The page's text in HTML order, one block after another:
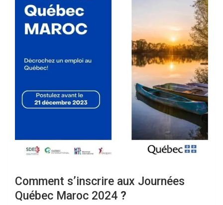
Comment s’inscrire aux Journées
Québec Maroc 2024 ?